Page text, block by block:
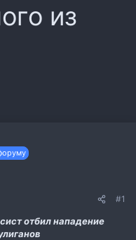
из
#1
отбил нападение